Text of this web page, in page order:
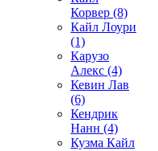
Корвер (8)
Кайл Лоури
(1)
Карузо
Алекс (4)
Кевин Лав
(6)
Кендрик
Нанн (4)
Кузма Кайл